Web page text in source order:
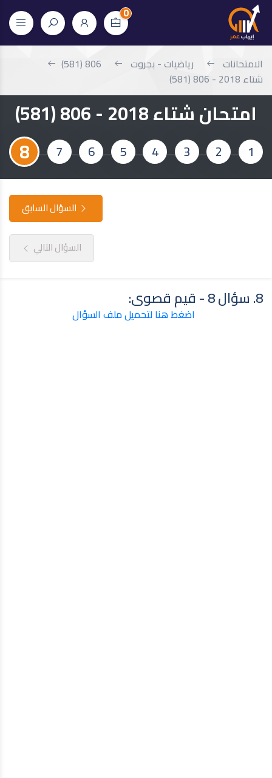
0
الامتحانات رياضيات - بجروت
806 (581)
شتاء 2018 - 806 (581)
امتحان شتاء 2018 - 806 (581)
1
2
3
4
5
6
7
8
السؤال السابق
السؤال التالي
8. سؤال 8 - قيم قصوى:
اضغط هنا لتحميل ملف السؤال